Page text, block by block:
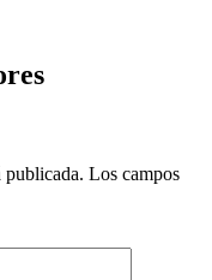
publicada. Los campos